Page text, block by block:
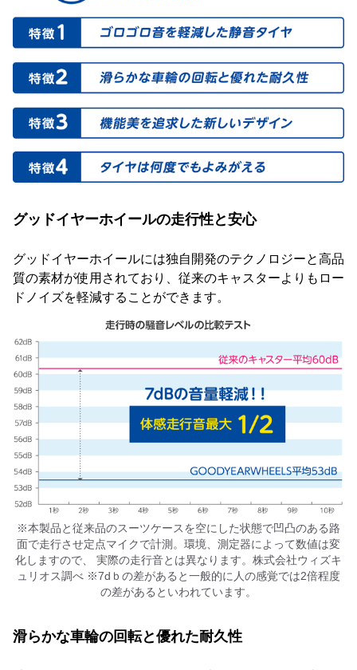
グッドイヤーホイールの走行性と安心
グッドイヤーホイールには独自開発のテクノロジーと高品
質の素材が使用されており、従来のキャスターよりもロー
ドノイズを軽減することができます。
※本製品と従来品のスーツケースを空にした状態で凹凸のある路
面で走行させ定点マイクで計測。環境、測定器によって数値は変
化しますので、 実際の走行音とは異なります。株式会社ウィズキ
ュリオス調べ ※7dｂの差があると一般的に人の感覚では2倍程度
の差があるといわれています。
滑らかな車輪の回転と優れた耐久性